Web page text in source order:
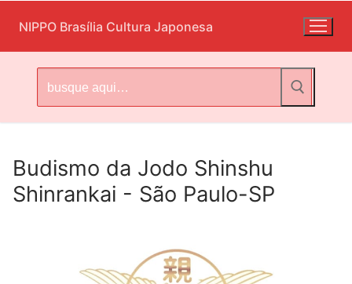
para
o
conteúdo
NIPPO Brasília Cultura Japonesa
por:
Budismo da Jodo Shinshu
Shinrankai - São Paulo-SP